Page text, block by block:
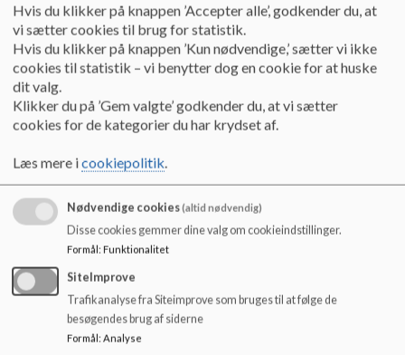
Dans— fra moderne til hiphop, med koreografi eleverne selv
er med til at udvikle
Gymnastikserier — klassiske serier med spring, ruller og
balanceelementer
Spring— trampolinspring, minitramp og flikflak for de
modige
bevægelse med fortælling
Hvis du klikker på knappen ’Accepter alle’, godkender du, at
vi sætter cookies til brug for statistik.
Hvis du klikker på knappen ’Kun nødvendige,’ sætter vi ikke
cookies til statistik – vi benytter dog en cookie for at huske
dit valg.
Klikker du på ’Gem valgte’ godkender du, at vi sætter
cookies for de kategorier du har krydset af.
Læs mere icookiepolitik.
Nødvendige cookies(altid nødvendig)
Disse cookies gemmer dine valg om cookieindstillinger.
Formål: Funktionalitet
SiteImprove
Trafikanalyse fra Siteimprove som bruges til at følge de
besøgendes brug af siderne
Formål: Analyse